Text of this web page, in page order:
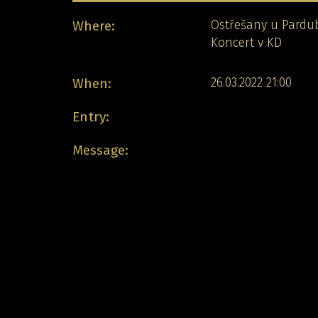
Where:
Ostřešany u
Koncert v KD
When: 26.03.2022 21:00
Entry:
Message: